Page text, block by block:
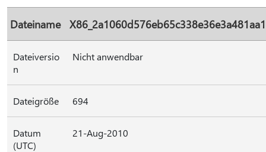
Dateiname
Dateiversio
n
Nicht anwendbar
Dateigröße 694
Datum
(UTC)
21-Aug-2010